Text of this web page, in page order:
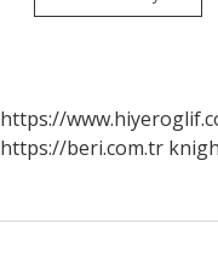
Soda
https://
https://beri.com.tr